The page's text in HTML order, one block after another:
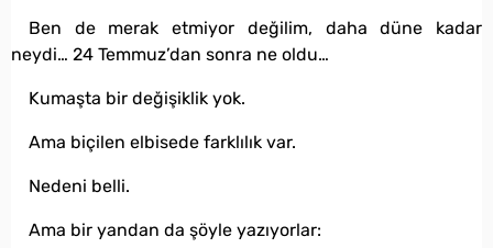
Ben de merak etmiyor değilim, daha düne kadar
neydi… 24 Temmuz’dan sonra ne oldu…
Kumaşta bir değişiklik yok.
Ama biçilen elbisede farklılık var.
Nedeni belli.
Ama bir yandan da şöyle yazıyorlar: